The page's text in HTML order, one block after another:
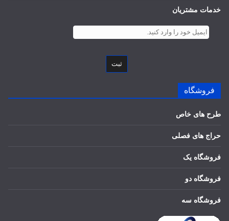
خدمات مشتریان
ثبت
فروشگاه
طرح های خاص
حراج های فصلی
فروشگاه یک
فروشگاه دو
فروشگاه سه